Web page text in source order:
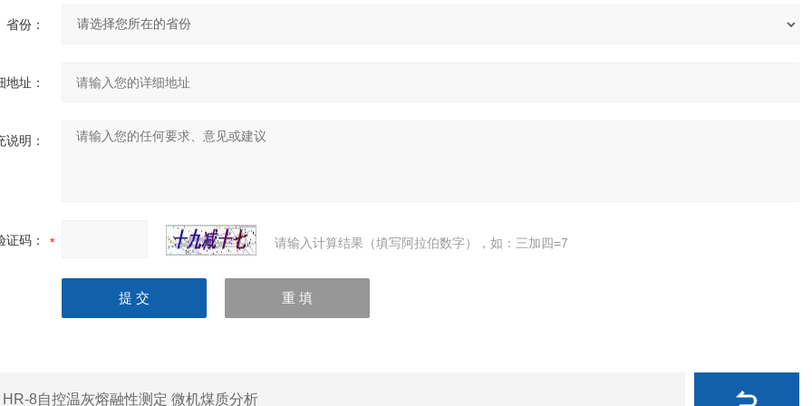
省份：
地址：
说明：
证码： 请输入计算结果（填写阿拉伯数字），如：三加四=7
HR-8自控温灰熔融性测定 微机煤质分析